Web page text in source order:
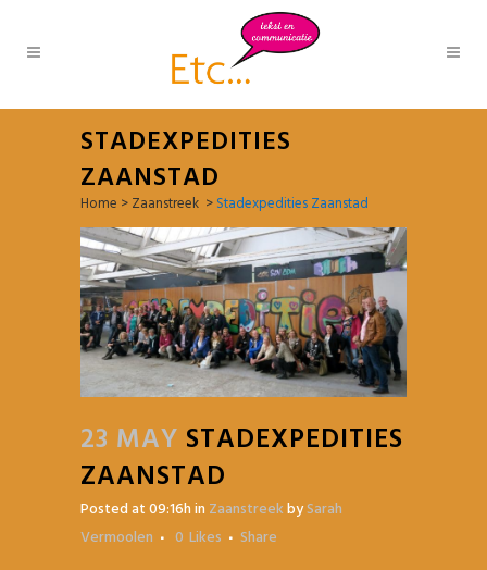
STADEXPEDITIES
ZAANSTAD
Home >Zaanstreek >Stadexpedities Zaanstad
23 MAY STADEXPEDITIES
ZAANSTAD
Posted at 09:16hin ZaanstreekbySarah
Vermoolen
0 Likes Share